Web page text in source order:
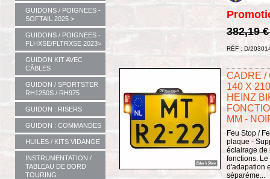
GUIDONS / POIGNEES -
SOFTAIL 2025 >
GUIDONS / POIGNEES -
FLHXSE/FLTRXSE 2023>
GUIDON KIT AVEC
CÂBLES
GUIDON / SPORTSTER
RH1250S / RH975
GUIDON : RISERS
GUIDON : COMMANDES
HUILES / KITS VIDANGE
INSTRUMENTATION /
TABLEAU DE BORD
TOURING
382,19
RÉF : D/
CADRE /
140 X
HEINZ
MM -
Feu Stop /
plaque -
éclairage de
fonctions.
d'adapation
séparéme...